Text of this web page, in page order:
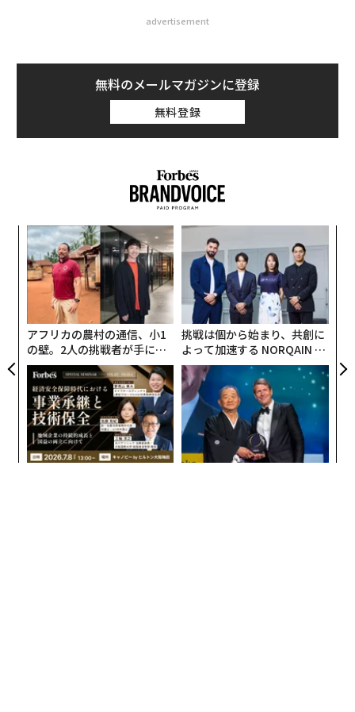
advertisement
無料のメールマガジンに登録
無料登録
アフリカの農村の通信、小1
の壁。2人の挑戦者が手にし
た「次なる武器」
挑戦は個から始まり、共創に
よって加速する NORQAIN JA
PAN 特別座談会